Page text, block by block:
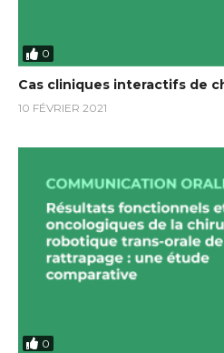
0
Cas cliniques interactifs de
10 FÉVRIER 2021
0